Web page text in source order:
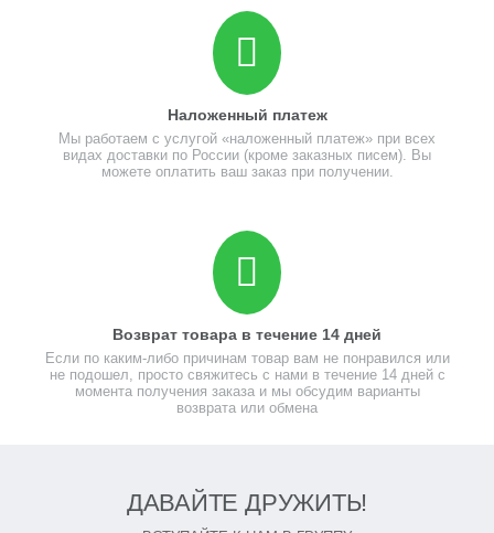
Наложенный платеж
Мы работаем с услугой «наложенный платеж» при всех
видах доставки по России (кроме заказных писем). Вы
можете оплатить ваш заказ при получении.
Возврат товара в течение 14 дней
Если по каким-либо причинам товар вам не понравился или
не подошел, просто свяжитесь с нами в течение 14 дней с
момента получения заказа и мы обсудим варианты
возврата или обмена
ДАВАЙТЕ ДРУЖИТЬ!